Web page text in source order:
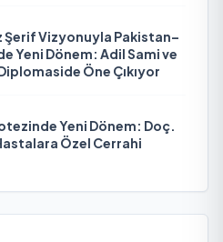
Şerif Vizyonuyla Pakistan–
Yeni Dönem: Adil Sami ve
Öne Çıkıyor
Yeni Dönem: Doç.
Özel Cerrahi